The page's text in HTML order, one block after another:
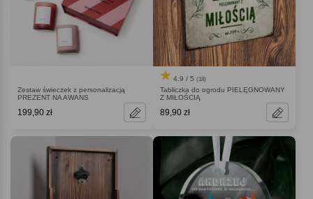
Zestaw świeczek z personalizacją
PREZENT NA AWANS
199,90 zł
4.9 / 5 (18)
Tabliczka do ogrodu PIELĘGNOWANY
Z MIŁOŚCIĄ
89,90 zł